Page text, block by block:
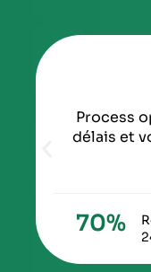
Process
délais et
70%